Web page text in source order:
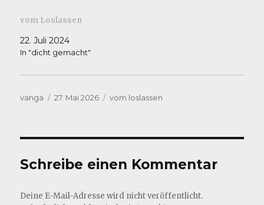
vom Loslassen
22. Juli 2024
In "dicht gemacht"
Autor
vanga
Veröffentlicht
27. Mai 2026 Kategorien
vom loslassen
Schreibe einen Kommentar
Deine E-Mail-Adresse wird nicht veröffentlicht.